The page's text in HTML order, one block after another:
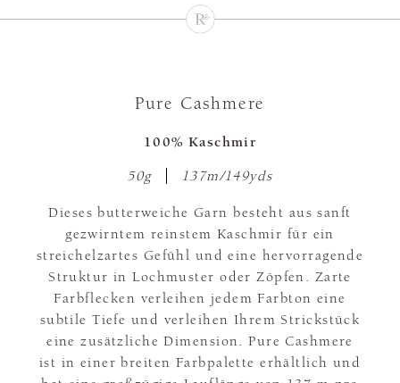
Pure Cashmere
100% Kaschmir
50g 137m/149yds
Dieses butterweiche Garn besteht aus sanft
gezwirntem reinstem Kaschmir für ein
streichelzartes Gefühl und eine hervorragende
Struktur in Lochmuster oder Zöpfen. Zarte
Farbflecken verleihen jedem Farbton eine
subtile Tiefe und verleihen Ihrem Strickstück
eine zusätzliche Dimension. Pure Cashmere
ist in einer breiten Farbpalette erhältlich und